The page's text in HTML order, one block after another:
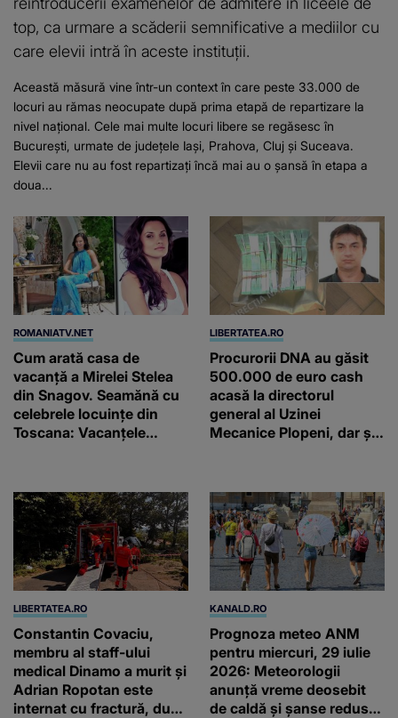
top, ca urmare a scăderii semnificative a mediilor cu
care elevii intră în aceste instituții.
Această măsură vine într-un context în care peste 33.000 de
locuri au rămas neocupate după prima etapă de repartizare la
nivel național. Cele mai multe locuri libere se regăsesc în
București, urmate de județele Iași, Prahova, Cluj și Suceava.
Elevii care nu au fost repartizați încă mai au o șansă în etapa a
doua...
ROMANIATV.NET
Cum arată casa de
vacanță a Mirelei Stelea
din Snagov. Seamănă cu
celebrele locuințe din
Toscana: Vacanţele
amprenta
LIBERTATEA.RO
Procurorii DNA au găsit
500.000 de euro cash
acasă la directorul
general al Uzinei
Mecanice Plopeni, dar și
LIBERTATEA.RO
Constantin Covaciu,
membru al staff-ului
medical Dinamo a murit și
Adrian Ropotan este
internat cu fractură, după
KANALD.RO
Prognoza meteo ANM
pentru miercuri, 29 iulie
2026: Meteorologii
anunță vreme deosebit
de caldă și șanse reduse